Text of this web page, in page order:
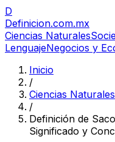
D
Definicion.com.mx
Ciencias Naturales
LenguajeNegocios y
Inicio
/
Ciencias Naturales
/
Definición de
Significado y